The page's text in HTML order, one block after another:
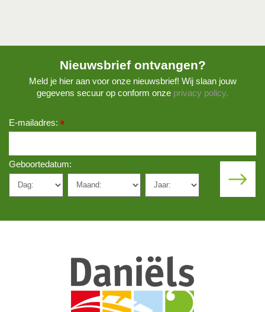
Nieuwsbrief ontvangen?
Meld je hier aan voor onze nieuwsbrief! Wij slaan jouw
gegevens secuur op conform onze privacy policy.
E-mailadres: *
Geboortedatum: